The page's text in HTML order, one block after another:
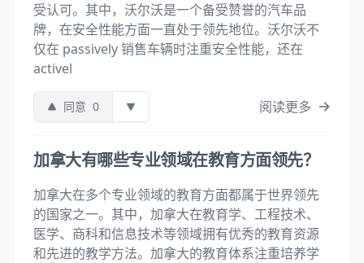
受认可。其中，沃尔沃是一个备受赞誉的汽车品
牌，在安全性能方面一直处于领先地位。沃尔沃不
仅在 passively 销售车辆时注重安全性能，还在
activel
同意 0 阅读更多
加拿大有哪些专业领域在教育方面领先？
加拿大在多个专业领域的教育方面都属于世界领先
的国家之一。其中，加拿大在教育学、工程技术、
医学、商科和信息技术等领域拥有优秀的教育资源
和先进的教学方法。加拿大的教育体系注重培养学